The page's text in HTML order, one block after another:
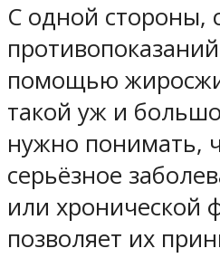
С одной стороны,
помощью
такой уж и
нужно понимать,
серьёзное
или хронической
позволяет их